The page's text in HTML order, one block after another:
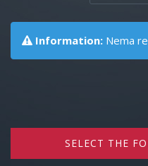
Information: Nema
SELECT THE